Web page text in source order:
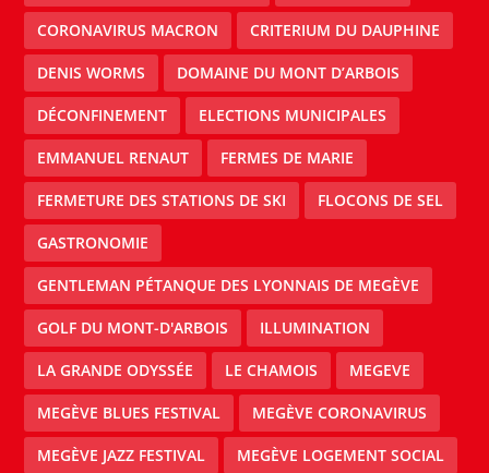
CORONAVIRUS MACRON CRITERIUM DU DAUPHINE
DENIS WORMS DOMAINE DU MONT D’ARBOIS
DÉCONFINEMENT ELECTIONS MUNICIPALES
EMMANUEL RENAUT FERMES DE MARIE
FERMETURE DES STATIONS DE SKI FLOCONS DE SEL
GASTRONOMIE
GENTLEMAN PÉTANQUE DES LYONNAIS DE MEGÈVE
GOLF DU MONT-D'ARBOIS ILLUMINATION
LA GRANDE ODYSSÉE LE CHAMOIS MEGEVE
MEGÈVE BLUES FESTIVAL MEGÈVE CORONAVIRUS
MEGÈVE JAZZ FESTIVAL MEGÈVE LOGEMENT SOCIAL